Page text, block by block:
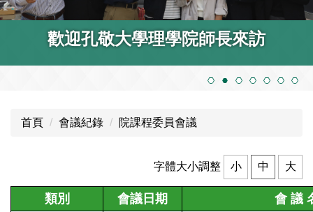
歡迎孔敬大學理學院師長來訪
首頁 會議紀錄 院課程委員會議
字體大小調整 小 中 大
類別 會議日期 會 議